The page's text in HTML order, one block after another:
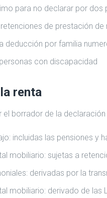
para no declarar por dos
de prestación
deducción por familia
con discapacidad
renta
borrador de la
incluidas las pensiones y
mobiliario: sujetas a
derivadas por la
mobiliario: derivado de las